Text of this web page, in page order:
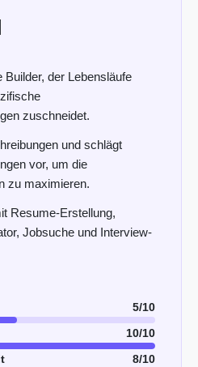
der Lebensläufe
zuschneidet.
und schlägt
vor, um die
zu maximieren.
Resume-Erstellung,
Jobsuche und Interview-
5/10
10/10
8/10